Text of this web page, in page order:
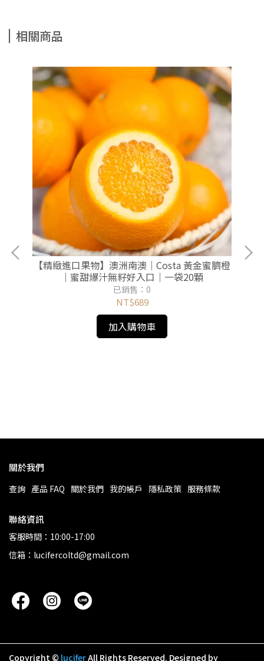
相關商品
【精緻進口果物】澳洲南澳｜Costa 黃金蜜臍橙
｜蜜甜爆汁無籽好入口｜一袋20顆
已銷售：0
NT$689
加入購物車
關於我們
查詢 產品 FAQ 關於我們 我的帳戶 隱私政策 服務條款
聯絡資訊
客服時間：10:00-17:00
信箱：lucifercoltd@gmail.com
Copyright © luciferAll Rights Reserved. Designed by